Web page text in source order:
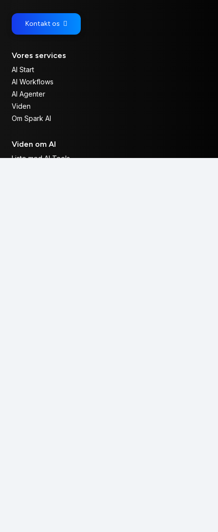
Kontakt os
Vores services
AI Start
AI Workflows
AI Agenter
Viden
Om Spark AI
Viden om AI
Liste med AI Tools